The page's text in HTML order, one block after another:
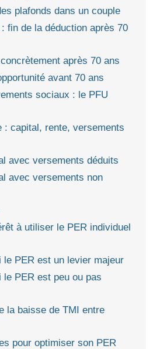
plafonds dans un couple
fin de la déduction après 70
après 70 ans
avant 70 ans
sociaux : le PFU
: capital, rente, versements
avec versements déduits
avec versements non
à utiliser le PER individuel
le PER est un levier majeur
le PER est peu ou pas
la baisse de TMI entre
pour optimiser son PER